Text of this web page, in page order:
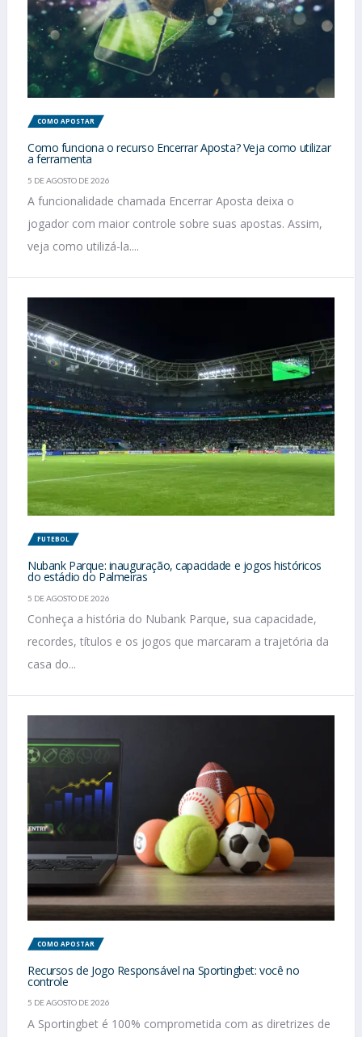
COMO APOSTAR
Como funciona o recurso Encerrar Aposta? Veja como utilizar
a ferramenta
5 DE AGOSTO DE 2026
A funcionalidade chamada Encerrar Aposta deixa o
jogador com maior controle sobre suas apostas. Assim,
veja como utilizá-la....
FUTEBOL
Nubank Parque: inauguração, capacidade e jogos históricos
do estádio do Palmeiras
5 DE AGOSTO DE 2026
Conheça a história do Nubank Parque, sua capacidade,
recordes, títulos e os jogos que marcaram a trajetória da
casa do...
COMO APOSTAR
Recursos de Jogo Responsável na Sportingbet: você no
controle
5 DE AGOSTO DE 2026
A Sportingbet é 100% comprometida com as diretrizes de